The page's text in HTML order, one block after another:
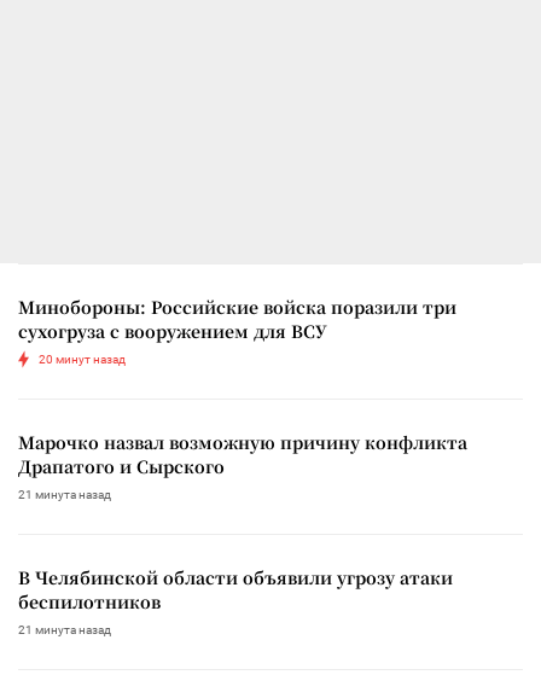
Минобороны: Российские войска поразили три
сухогруза с вооружением для ВСУ
20 минут назад
Марочко назвал возможную причину конфликта
Драпатого и Сырского
21 минута назад
В Челябинской области объявили угрозу атаки
беспилотников
21 минута назад